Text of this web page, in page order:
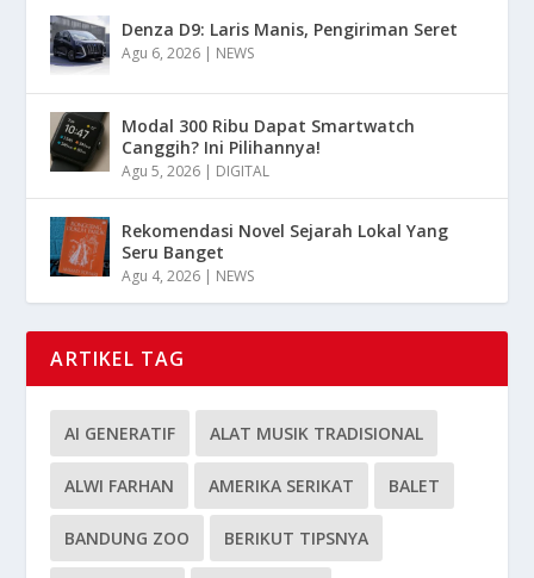
Denza D9: Laris Manis, Pengiriman Seret
Agu 6, 2026 | NEWS
Modal 300 Ribu Dapat Smartwatch
Canggih? Ini Pilihannya!
Agu 5, 2026 | DIGITAL
Rekomendasi Novel Sejarah Lokal Yang
Seru Banget
Agu 4, 2026 | NEWS
ARTIKEL TAG
AI GENERATIF ALAT MUSIK TRADISIONAL
ALWI FARHAN AMERIKA SERIKAT BALET
BANDUNG ZOO BERIKUT TIPSNYA